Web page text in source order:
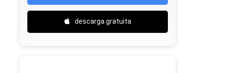
descarga gratuita